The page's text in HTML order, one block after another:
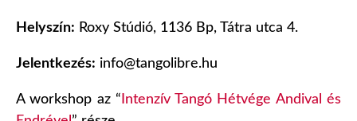
Helyszín: Roxy Stúdió, 1136 Bp, Tátra utca 4.
Jelentkezés: info@tangolibre.hu
A workshop az “ Intenzív Tangó Hétvége Andival és